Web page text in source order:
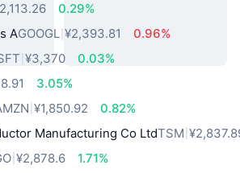
0.29%
AGOOGL ¥2,393.81
0.96%
¥3,370
0.03%
3.05%
¥1,850.92
0.82%
Manufacturing Co LtdTSM
¥2,878.6
1.71%